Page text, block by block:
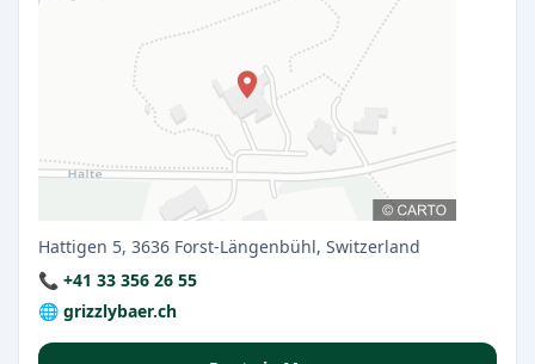
Hattigen 5, 3636 Forst-Längenbühl, Switzerland
📞 +41 33 356 26 55
🌐 grizzlybaer.ch